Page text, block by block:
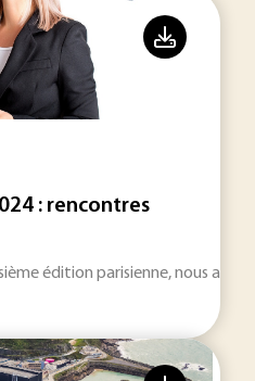
: rencontres
édition parisienne, nous